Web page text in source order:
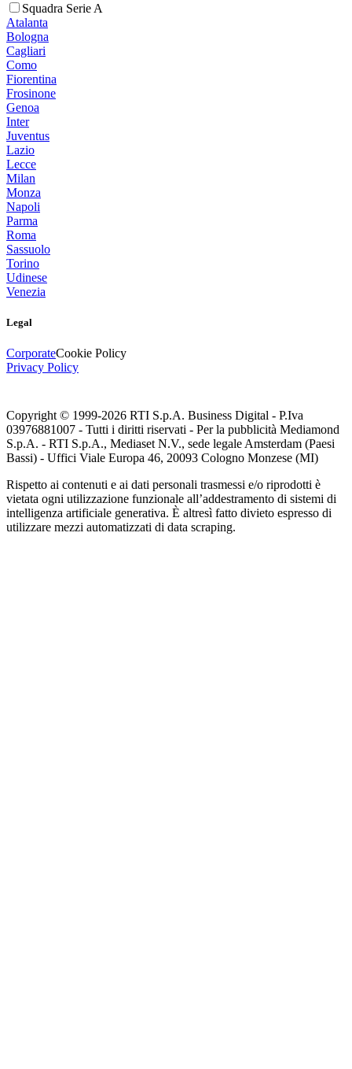
Squadra Serie A
Atalanta
Bologna
Cagliari
Como
Fiorentina
Frosinone
Genoa
Inter
Juventus
Lazio
Lecce
Milan
Monza
Napoli
Parma
Roma
Sassuolo
Torino
Udinese
Venezia
Legal
CorporateCookie Policy
Privacy Policy
Copyright © 1999-2026 RTI S.p.A. Business Digital - P.Iva
03976881007 - Tutti i diritti riservati - Per la pubblicità Mediamond
S.p.A. - RTI S.p.A., Mediaset N.V., sede legale Amsterdam (Paesi
Bassi) - Uffici Viale Europa 46, 20093 Cologno Monzese (MI)
Rispetto ai contenuti e ai dati personali trasmessi e/o riprodotti è
vietata ogni utilizzazione funzionale all’addestramento di sistemi di
intelligenza artificiale generativa. È altresì fatto divieto espresso di
utilizzare mezzi automatizzati di data scraping.